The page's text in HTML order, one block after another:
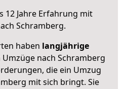
12 Jahre Erfahrung mit
Schramberg.
haben langjährige
Umzüge nach Schramberg
die ein Umzug
mit sich bringt. Sie